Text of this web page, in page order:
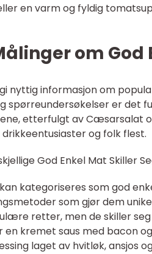
en varm og fyldig
om God
nyttig informasjon om
spørreundersøkelser er det
etterfulgt av Cæsarsalat
og folk flest.
God Enkel Mat Skiller
kategoriseres som god
som gjør dem
retter, men de skiller
en kremet saus med bacon
laget av hvitløk, ansjos